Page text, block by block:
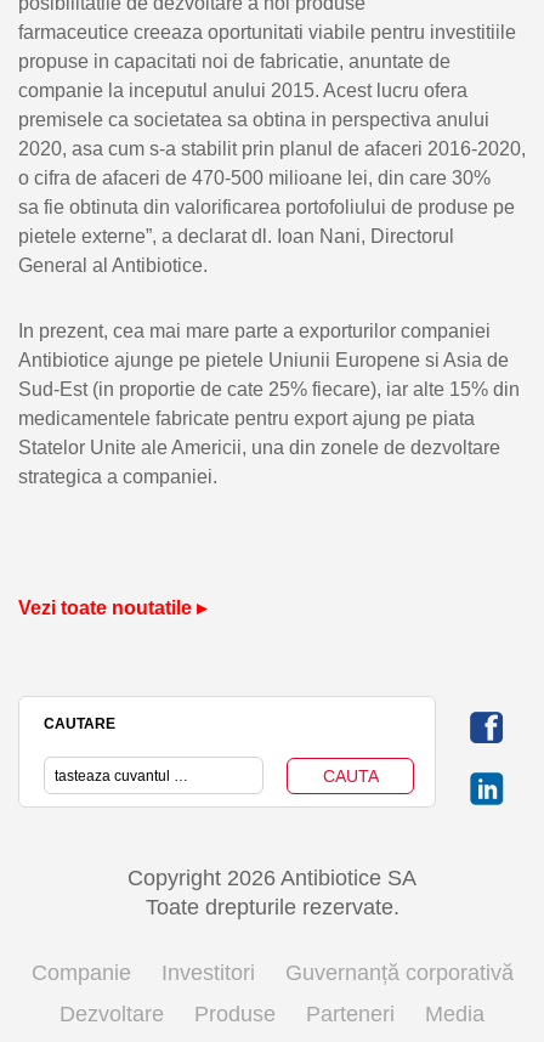
farmaceutice creeaza oportunitati viabile pentru investitiile
propuse in capacitati noi de fabricatie, anuntate de
companie la inceputul anului 2015. Acest lucru ofera
premisele ca societatea sa obtina in perspectiva anului
2020, asa cum s-a stabilit prin planul de afaceri 2016-2020,
o cifra de afaceri de 470-500 milioane lei, din care 30%
sa fie obtinuta din valorificarea portofoliului de produse pe
pietele externe”, a declarat dl. Ioan Nani, Directorul
General al Antibiotice.
In prezent, cea mai mare parte a exporturilor companiei
Antibiotice ajunge pe pietele Uniunii Europene si Asia de
Sud-Est (in proportie de cate 25% fiecare), iar alte 15% din
medicamentele fabricate pentru export ajung pe piata
Statelor Unite ale Americii, una din zonele de dezvoltare
strategica a companiei.
Vezi toate noutatile ▸
CAUTARE
Copyright 2026 Antibiotice SA
Toate drepturile rezervate.
Companie Investitori
Guvernanță corporativă
Dezvoltare
Produse Parteneri Media